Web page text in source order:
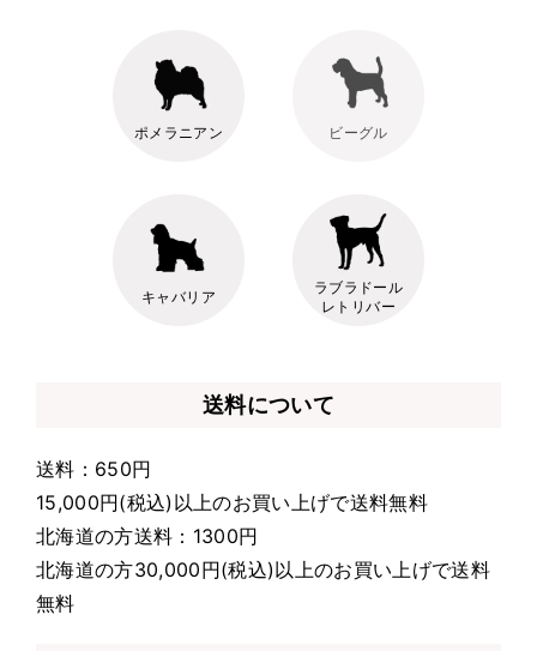
ポメラニアン ビーグル
キャバリア
ラブラドール
レトリバー
送料について
送料：650円
15,000円(税込)以上のお買い上げで送料無料
北海道の方送料：1300円
北海道の方30,000円(税込)以上のお買い上げで送料
無料